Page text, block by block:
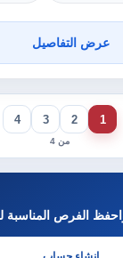
عرض التفاصيل
1
2
3
4
من 4
الفرص المناسبة